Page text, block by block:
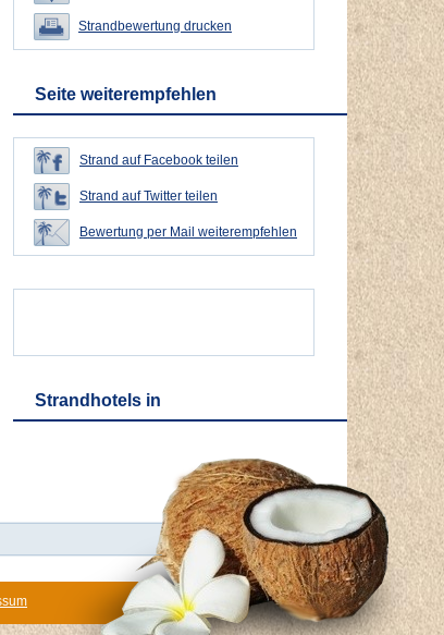
Strandbewertung drucken
Seite weiterempfehlen
Strand auf Facebook teilen
Strand auf Twitter teilen
Bewertung per Mail weiterempfehlen
Strandhotels in